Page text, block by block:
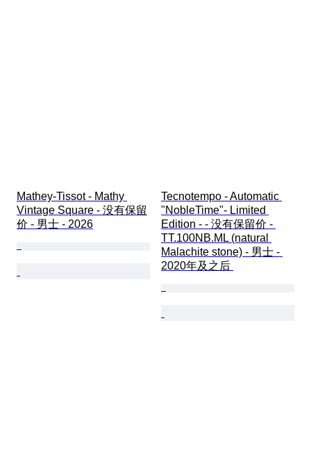
Mathey-Tissot - Mathy
Vintage Square - 没有保留
价 - 男士 - 2026
Tecnotempo - Automatic
"NobleTime"- Limited
Edition - - 没有保留价 -
TT.100NB.ML (natural
Malachite stone) - 男士 -
2020年及之后